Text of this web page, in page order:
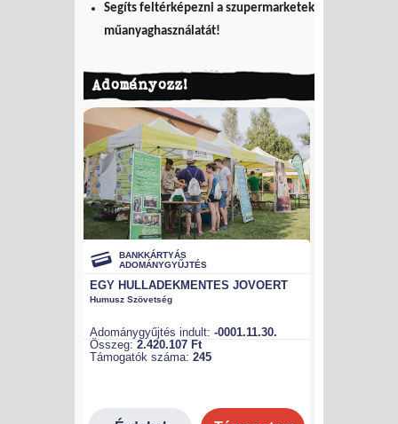
Segíts feltérképezni a szupermarketek
műanyaghasználatát!
Adományozz!